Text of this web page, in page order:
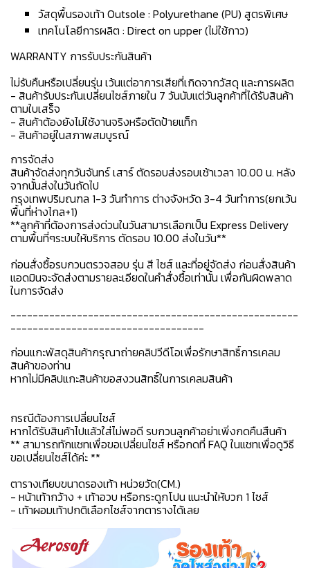
วัสดุพื้นรองเท้า Outsole : Polyurethane (PU) สูตรพิเศษ
เทคโนโลยีการผลิต : Direct on upper (ไม่ใช้กาว)
WARRANTY การรับประกันสินค้า
ไม่รับคืนหรือเปลี่ยนรุ่น เว้นแต่อาการเสียที่เกิดจากวัสดุ และการผลิต
- สินค้ารับประกันเปลี่ยนไซส์ภายใน 7 วันนับแต่วันลูกค้าที่ได้รับสินค้า
ตามใบเสร็จ
- สินค้าต้องยังไม่ใช้งานจริงหรือตัดป้ายแท็ก
- สินค้าอยู่ในสภาพสมบูรณ์
การจัดส่ง
สินค้าจัดส่งทุกวันจันทร์ เสาร์ ตัดรอบส่งรอบเช้าเวลา 10.00 น. หลัง
จากนั้นส่งในวันถัดไป
กรุงเทพปริมณฑล 1-3 วันทำการ ต่างจังหวัด 3-4 วันทำการ(ยกเว้น
พื้นที่ห่างไกล+1)
**ลูกค้าที่ต้องการส่งด่วนในวันสามารเลือกเป็น Express Delivery
ตามพื้นที่ๆระบบให้บริการ ตัดรอบ 10.00 ส่งในวัน**
ก่อนสั่งซื้อรบกวนตรวจสอบ รุ่น สี ไซส์ และที่อยู่จัดส่ง ก่อนสั่งสินค้า
แอดมินจะจัดส่งตามรายละเอียดในคำสั่งซื้อเท่านั้น เพื่อกันผิดพลาด
ในการจัดส่ง
----------------------------------------------------
-----------------------------------
ก่อนแกะพัสดุสินค้ากรุณาถ่ายคลิปวีดีโอเพื่อรักษาสิทธิ์การเคลม
สินค้าของท่าน
หากไม่มีคลิปแกะสินค้าขอสงวนสิทธิ์ในการเคลมสินค้า
กรณีต้องการเปลี่ยนไซส์
หากได้รับสินค้าไปแล้วใส่ไม่พอดี รบกวนลูกค้าอย่าเพิ่งกดคืนสืนค้า
** สามารถทักแชทเพื่อขอเปลี่ยนไซส์ หรือกดที่ FAQ ในแชทเพื่อดูวิธี
ขอเปลี่ยนไซส์ได้ค่ะ **
ตารางเทียบขนาดรองเท้า หน่วยวัด(CM.)
- หน้าเท้ากว้าง + เท้าอวบ หรือกระดูกโปน แนะนำให้บวก 1 ไซส์
- เท้าผอมเท้าปกติเลือกไซส์จากตารางได้เลย